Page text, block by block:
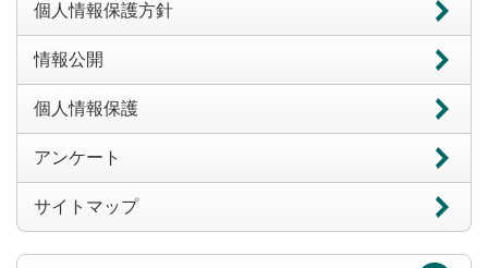
個人情報保護方針
情報公開
個人情報保護
アンケート
サイトマップ